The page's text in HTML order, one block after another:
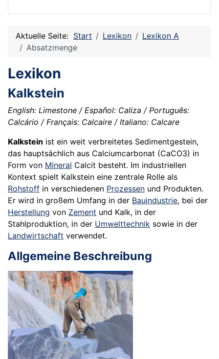
Aktuelle Seite: Start Lexikon
Lexikon A
Absatzmenge
Lexikon
Kalkstein
English: Limestone / Español: Caliza / Português:
Calcário / Français: Calcaire / Italiano: Calcare
Kalkstein ist ein weit verbreitetes Sedimentgestein,
das hauptsächlich aus Calciumcarbonat (CaCO3) in
Form von Mineral Calcit besteht. Im industriellen
Kontext spielt Kalkstein eine zentrale Rolle als
Rohstoff in verschiedenen Prozessen und Produkten.
Er wird in großem Umfang in der Bauindustrie, bei der
Herstellung von Zement und Kalk, in der
Stahlproduktion, in der Umwelttechnik sowie in der
Landwirtschaft verwendet.
Allgemeine Beschreibung